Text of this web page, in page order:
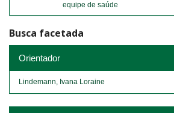
equipe de saúde
Busca facetada
Orientador
Lindemann, Ivana Loraine